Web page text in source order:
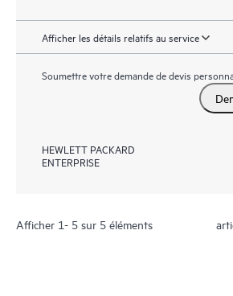
Afficher les détails relatifs au service
Soumettre votre demande de devis
HEWLETT PACKARD
ENTERPRISE
Afficher 1- 5 sur 5 éléments